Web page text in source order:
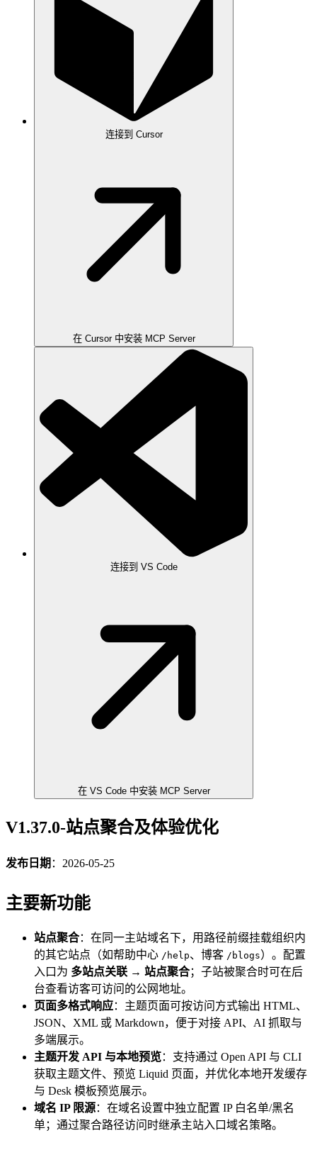
连接到 Cursor
在 Cursor 中安装 MCP Server
连接到 VS Code
在 VS Code 中安装 MCP Server
V1.37.0-站点聚合及体验优化
发布日期 ：2026-05-25
主要新功能
站点聚合：在同一主站域名下，用路径前缀挂载组织内
的其它站点（如帮助中心 /help、博客 /blogs）。配置
入口为 多站点关联 → 站点聚合；子站被聚合时可在后
台查看访客可访问的公网地址。
页面多格式响应：主题页面可按访问方式输出 HTML、
JSON、XML 或 Markdown，便于对接 API、AI 抓取与
多端展示。
主题开发 API 与本地预览：支持通过 Open API 与 CLI
获取主题文件、预览 Liquid 页面，并优化本地开发缓存
与 Desk 模板预览展示。
域名 IP 限源：在域名设置中独立配置 IP 白名单/黑名
单；通过聚合路径访问时继承主站入口域名策略。